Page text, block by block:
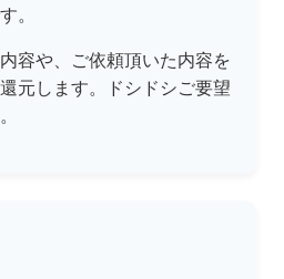
。
容や、ご依頼頂いた内容を
元します。ドシドシご要望